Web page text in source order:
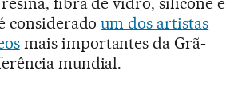
consideradoum dos artistas
mais importantes da Grã-
mundial.